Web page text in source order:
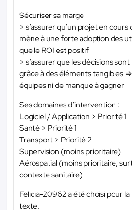
Sécuriser sa marge
> s’assurer qu’un projet en
mène à une forte adoption des
que le ROI est positif
> s’assurer que les décisions
grâce à des éléments tangibles
équipes ni de manque à gagner
Ses domaines d’intervention :
Logiciel / Application > Priorité 1
Santé > Priorité 1
Transport > Priorité 2
Supervision (moins prioritaire)
Aérospatial (moins prioritaire,
contexte sanitaire)
Felicia-20962 a été choisi pour
texte.